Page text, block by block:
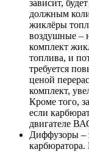
зависит,
должным
жиклёры
воздушные –
комплект
топлива, и
требуется
ценой
комплект,
Кроме того,
если
двигателе
Диффузоры –